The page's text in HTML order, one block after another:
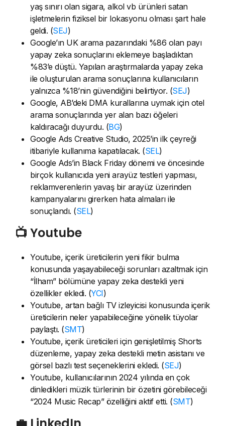
yaş sınırı olan sigara, alkol vb ürünleri satan
işletmelerin fiziksel bir lokasyonu olması şart hale
geldi. (SEJ)
Google’ın UK arama pazarındaki %86 olan payı
yapay zeka sonuçlarını eklemeye başladıktan
%83’e düştü. Yapılan araştırmalarda yapay zeka
ile oluşturulan arama sonuçlarına kullanıcıların
yalnızca %18’nin güvendiğini belirtiyor. (SEJ)
Google, AB’deki DMA kurallarına uymak için otel
arama sonuçlarında yer alan bazı öğeleri
kaldıracağı duyurdu. (BG)
Google Ads Creative Studio, 2025’in ilk çeyreği
itibariyle kullanıma kapatılacak. (SEL)
Google Ads’in Black Friday dönemi ve öncesinde
birçok kullanıcıda yeni arayüz testleri yapması,
reklamverenlerin yavaş bir arayüz üzerinden
kampanyalarını girerken hata almaları ile
sonuçlandı. (SEL)
📺 Youtube
Youtube, içerik üreticilerin yeni fikir bulma
konusunda yaşayabileceği sorunları azaltmak için
“İlham” bölümüne yapay zeka destekli yeni
özellikler ekledi. (YCI)
Youtube, artan bağlı TV izleyicisi konusunda içerik
üreticilerin neler yapabileceğine yönelik tüyolar
paylaştı. (SMT)
Youtube, içerik üreticileri için genişletilmiş Shorts
düzenleme, yapay zeka destekli metin asistanı ve
görsel bazlı test seçeneklerini ekledi. (SEJ)
Youtube, kullanıcılarının 2024 yılında en çok
dinledikleri müzik türlerinin bir özetini görebileceği
“2024 Music Recap” özelliğini aktif etti. (SMT)